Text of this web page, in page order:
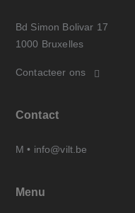
Bd Simon Bolivar 17
1000 Bruxelles
Contacteer ons
Contact
M • info@vilt.be
Menu